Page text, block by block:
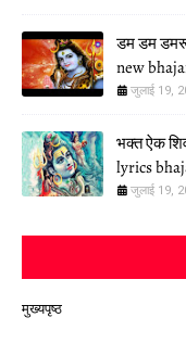
डम डम
new
जुलाई 19,
भक्त ऐक
lyrics
जुलाई 19,
मुख्यपृष्ठ